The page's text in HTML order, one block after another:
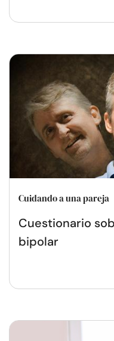
Cuidando a una pareja
Cuestionario
bipolar